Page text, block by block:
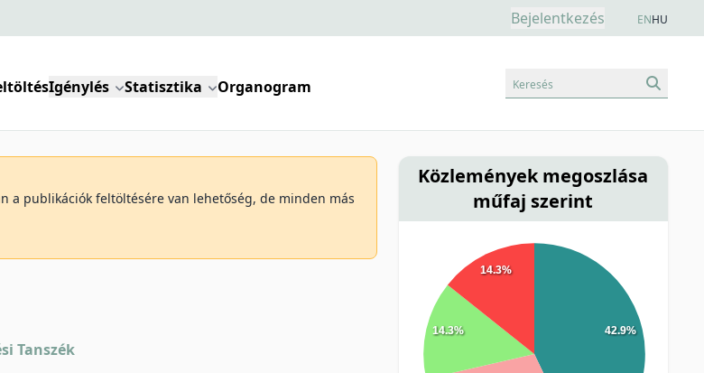
Bejelentkezés ENHU
Igénylés Statisztika Organogram Keresés
a publikációk feltöltésére van lehetőség, de minden más
Tanszék
Közlemények megoszlása
műfaj szerint
42.9%
14.3%
14.3%